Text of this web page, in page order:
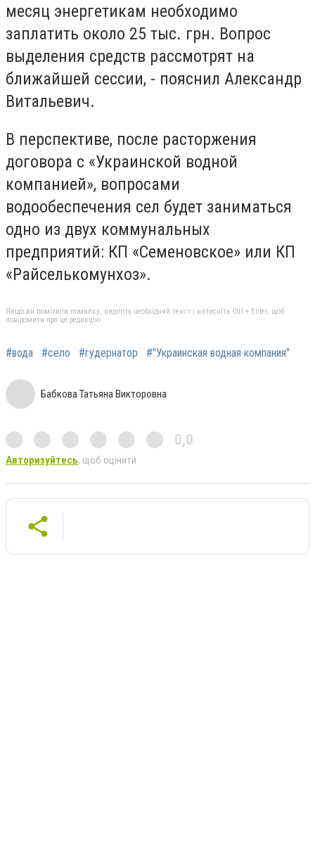
месяц энергетикам необходимо
заплатить около 25 тыс. грн. Вопрос
выделения средств рассмотрят на
ближайшей сессии, - пояснил Александр
Витальевич.
В перспективе, после расторжения
договора с «Украинской водной
компанией», вопросами
водообеспечения сел будет заниматься
одно из двух коммунальных
предприятий: КП «Семеновское» или КП
«Райселькомунхоз».
Якщо ви помітили помилку, виділіть необхідний текст і натисніть Ctrl + Enter, щоб
повідомити про це редакцію
#вода #село #гудернатор #"Украинская водная компания"
Бабкова Татьяна Викторовна
0,0
Авторизуйтесь, щоб оцінити